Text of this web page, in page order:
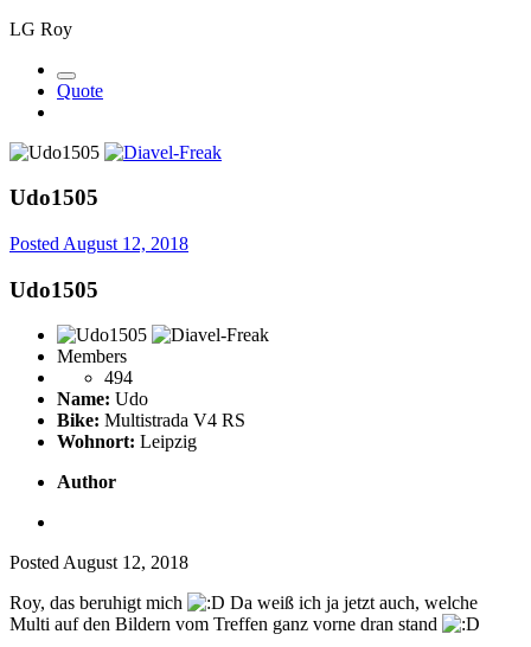
LG Roy
Quote
Udo1505
Posted August 12, 2018
Udo1505
Members
494
Name: Udo
Bike: Multistrada V4 RS
Wohnort: Leipzig
Author
PostedAugust 12, 2018
Roy, das beruhigt mich
Da weiß ich ja jetzt auch, welche
Multi auf den Bildern vom Treffen ganz vorne dran stand